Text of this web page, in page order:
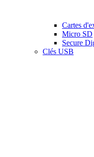
Cartes
Micro SD
Secure
Clés USB